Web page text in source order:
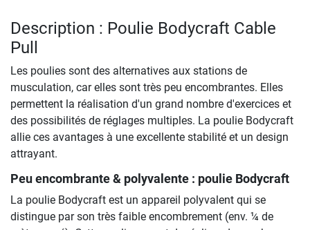
Description : Poulie Bodycraft Cable
Pull
Les poulies sont des alternatives aux stations de
musculation, car elles sont très peu encombrantes. Elles
permettent la réalisation d'un grand nombre d'exercices et
des possibilités de réglages multiples. La poulie Bodycraft
allie ces avantages à une excellente stabilité et un design
attrayant.
Peu encombrante & polyvalente : poulie Bodycraft
La poulie Bodycraft est un appareil polyvalent qui se
distingue par son très faible encombrement (env. ¼ de